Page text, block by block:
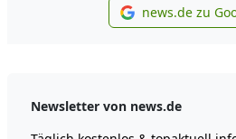
news.de zu
Newsletter von news.de